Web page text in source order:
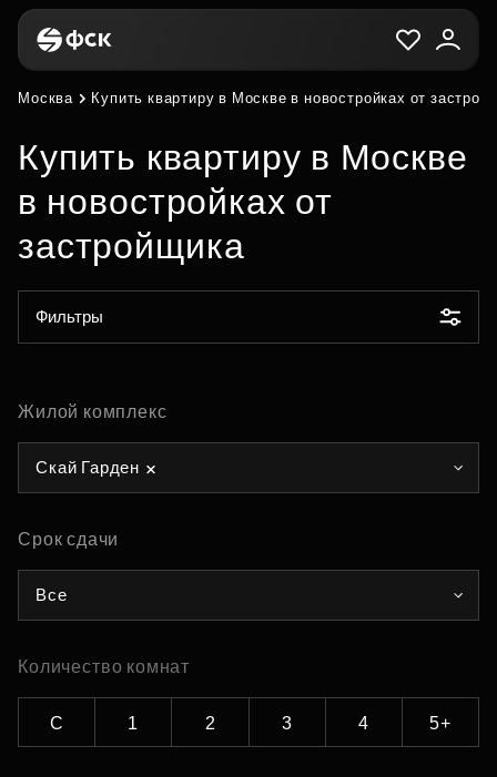
Москва Купить квартиру в Москве в новостройках от
Купить квартиру в Москве
в новостройках от
застройщика
Фильтры
Жилой комплекс
Скай Гарден
Срок сдачи
Все
Количество комнат
С 1 2 3 4 5+